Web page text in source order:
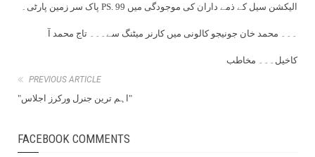
پاک سر زمین پارٹی۔ PS. 99 الیکشن سیل کے ذمے داران کی موجودگی میں
۔۔۔ محمد خان جونیجو کالونی میں کارنر میٹنگ سے۔۔۔ تاج محمد آ
کاخیل۔۔۔ مخاطب
PREVIOUS ARTICLE
"اہم ترین جنرل ورکرز اجلاس"
FACEBOOK COMMENTS